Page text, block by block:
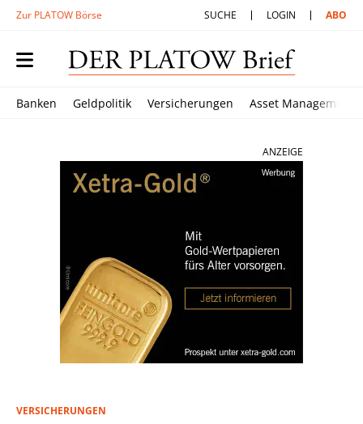
Zur PLATOW Börse SUCHE LOGIN ABO
Banken Geldpolitik Versicherungen Asset Management
ANZEIGE
VERSICHERUNGEN